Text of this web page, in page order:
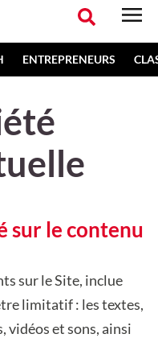
ENTREPRENEURS
sur le contenu
sur le Site, inclue
limitatif : les textes,
vidéos et sons, ainsi